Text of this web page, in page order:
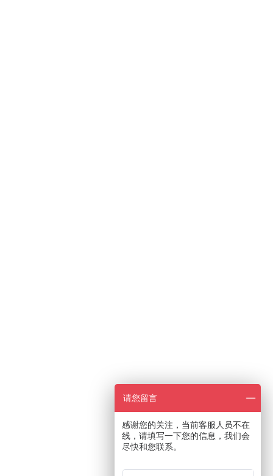
请您留言
感谢您的关注，当前客服人员不在
线，请填写一下您的信息，我们会
尽快和您联系。